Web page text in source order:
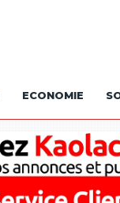
ECONOMIE